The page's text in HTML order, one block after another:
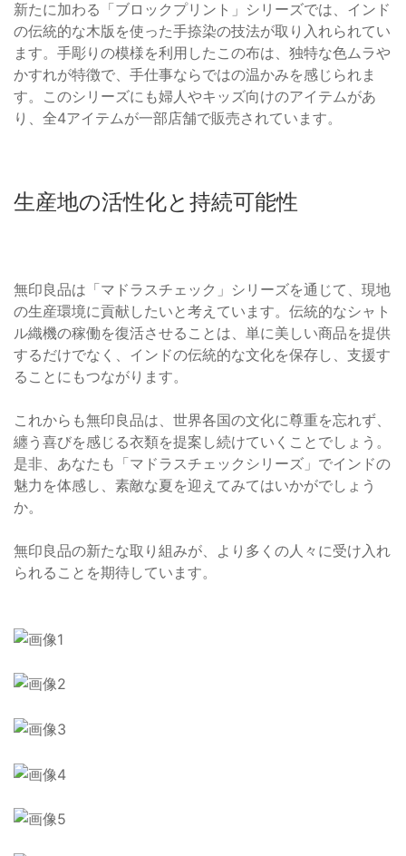
新たに加わる「ブロックプリント」シリーズでは、インド
の伝統的な木版を使った手捺染の技法が取り入れられてい
ます。手彫りの模様を利用したこの布は、独特な色ムラや
かすれが特徴で、手仕事ならではの温かみを感じられま
す。このシリーズにも婦人やキッズ向けのアイテムがあ
り、全4アイテムが一部店舗で販売されています。
生産地の活性化と持続可能性
無印良品は「マドラスチェック」シリーズを通じて、現地
の生産環境に貢献したいと考えています。伝統的なシャト
ル織機の稼働を復活させることは、単に美しい商品を提供
するだけでなく、インドの伝統的な文化を保存し、支援す
ることにもつながります。
これからも無印良品は、世界各国の文化に尊重を忘れず、
纏う喜びを感じる衣類を提案し続けていくことでしょう。
是非、あなたも「マドラスチェックシリーズ」でインドの
魅力を体感し、素敵な夏を迎えてみてはいかがでしょう
か。
無印良品の新たな取り組みが、より多くの人々に受け入れ
られることを期待しています。